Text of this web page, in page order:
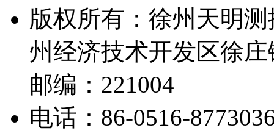
版权所有：徐州天明
州经济技术开发区徐
邮编：221004
电话：86-0516-